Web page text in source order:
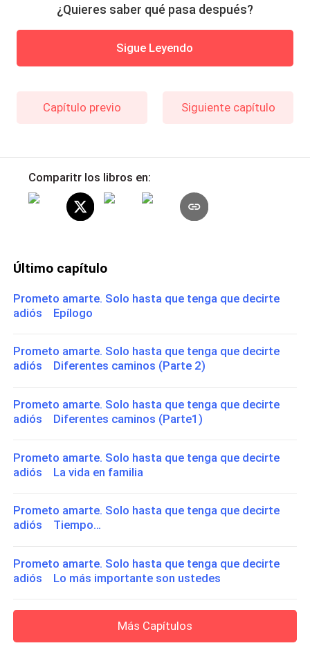
¿Quieres saber qué pasa después?
Sigue Leyendo
Capítulo previo Siguiente capítulo
Comparitr los libros en:
Último capítulo
Prometo amarte. Solo hasta que tenga que decirte
adiós Epílogo
Prometo amarte. Solo hasta que tenga que decirte
adiós Diferentes caminos (Parte 2)
Prometo amarte. Solo hasta que tenga que decirte
adiós Diferentes caminos (Parte1)
Prometo amarte. Solo hasta que tenga que decirte
adiós La vida en familia
Prometo amarte. Solo hasta que tenga que decirte
adiós Tiempo…
Prometo amarte. Solo hasta que tenga que decirte
adiós Lo más importante son ustedes
Más Capítulos